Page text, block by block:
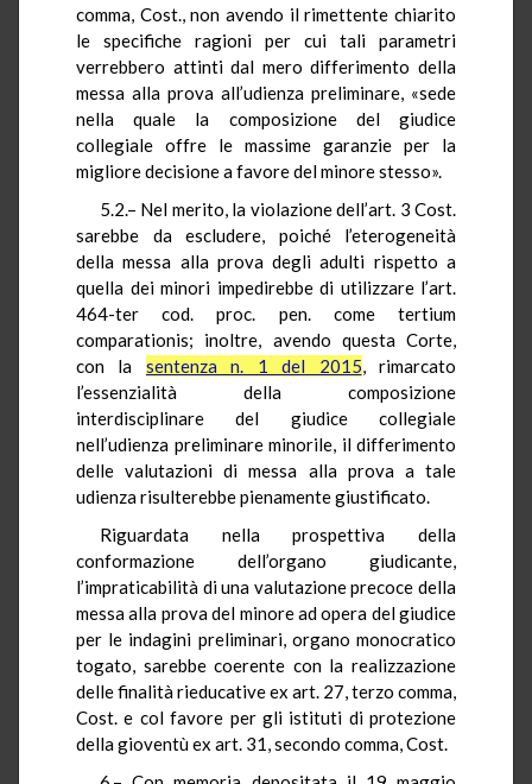
comma, Cost., non avendo il rimettente chiarito
le specifiche ragioni per cui tali parametri
verrebbero attinti dal mero differimento della
messa alla prova all’udienza preliminare, «sede
nella quale la composizione del giudice
collegiale offre le massime garanzie per la
migliore decisione a favore del minore stesso».
5.2.– Nel merito, la violazione dell’art. 3 Cost.
sarebbe da escludere, poiché l’eterogeneità
della messa alla prova degli adulti rispetto a
quella dei minori impedirebbe di utilizzare l’art.
464-ter cod. proc. pen. come tertium
comparationis; inoltre, avendo questa Corte,
con la sentenza n. 1 del 2015, rimarcato
l’essenzialità della composizione
interdisciplinare del giudice collegiale
nell’udienza preliminare minorile, il differimento
delle valutazioni di messa alla prova a tale
udienza risulterebbe pienamente giustificato.
Riguardata nella prospettiva della
conformazione dell’organo giudicante,
l’impraticabilità di una valutazione precoce della
messa alla prova del minore ad opera del giudice
per le indagini preliminari, organo monocratico
togato, sarebbe coerente con la realizzazione
delle finalità rieducative ex art. 27, terzo comma,
Cost. e col favore per gli istituti di protezione
della gioventù ex art. 31, secondo comma, Cost.